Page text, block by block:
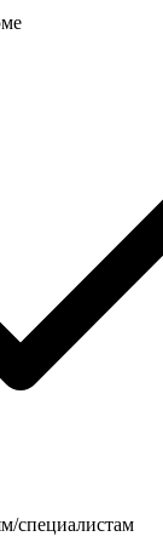
специалистам